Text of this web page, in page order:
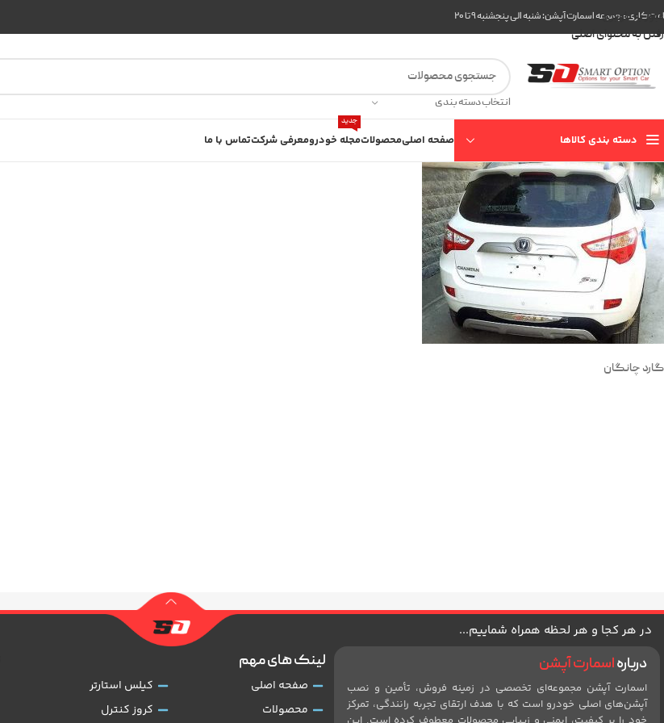
عبور به ناوبری
رفتن به محتوای اصلی
کاری مجموعه اسمارت آپشن: شنبه الی پنجشنبه ۹ تا ۲۰
انتخاب دسته بندی
دسته بندی کالاها صفحه اصلیمحصولاتمجله خودرو
جدید
معرفی شرکتتماس با ما
گارد چانگان
در هر کجا و هر لحظه همراه شماییم...
دربارهاسمارت آپشن
اسمارت آپشن مجموعه‌ای تخصصی در زمینه فروش، تأمین و نصب
آپشن‌های اصلی خودرو است که با هدف ارتقای تجربه رانندگی، تمرکز
لینک های مهم
صفحه اصلی
محصولات
کیلس استارتر
کروز کنترل